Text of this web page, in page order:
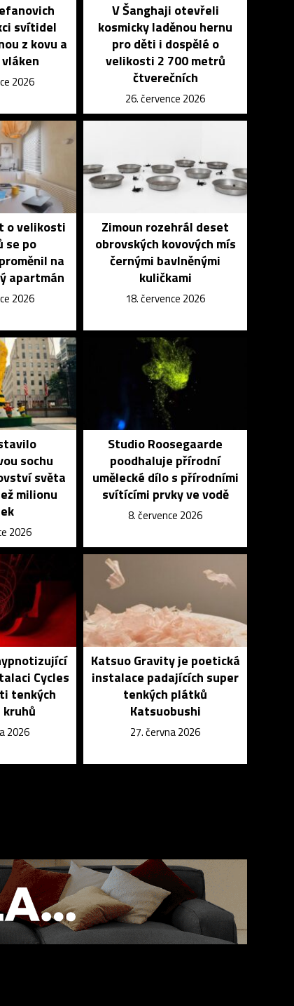
svítidel
z kovu a
2026
V Šanghaji otevřeli
kosmicky laděnou hernu
pro děti i dospělé o
velikosti 2 700 metrů
čtverečních
26. července 2026
o velikosti
se po
na
apartmán
2026
Zimoun rozehrál deset
obrovských kovových mís
černými bavlněnými
kuličkami
18. července 2026
sochu
světa
milionu
2026
Studio Roosegaarde
poodhaluje přírodní
umělecké dílo s přírodními
svítícími prvky ve vodě
8. července 2026
Cycles
tenkých
2026
Katsuo Gravity je poetická
instalace padajících super
tenkých plátků
Katsuobushi
27. června 2026